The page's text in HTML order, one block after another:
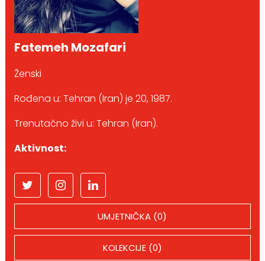
Fatemeh Mozafari
Ženski
Rođena u: Tehran (Iran) je 20, 1987.
Trenutačno živi u: Tehran (Iran).
Aktivnost:
UMJETNIČKA (0)
KOLEKCIJE (0)